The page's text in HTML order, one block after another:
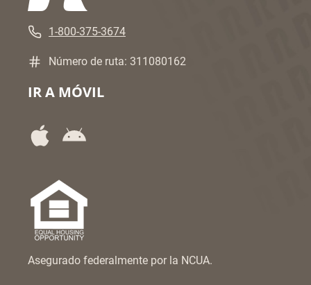
1-800-375-3674
Número de ruta: 311080162
IR A MÓVIL
Asegurado federalmente por la NCUA.